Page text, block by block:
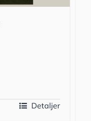
Detaljer